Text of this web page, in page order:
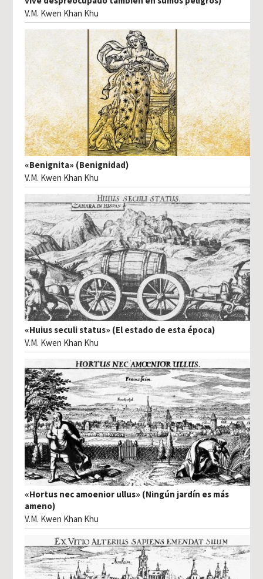
V.M. Kwen Khan Khu
«Benignita» (Benignidad)
V.M. Kwen Khan Khu
«Huius seculi status» (El estado de esta época)
V.M. Kwen Khan Khu
«Hortus nec amoenior ullus» (Ningún jardín es más
ameno)
V.M. Kwen Khan Khu